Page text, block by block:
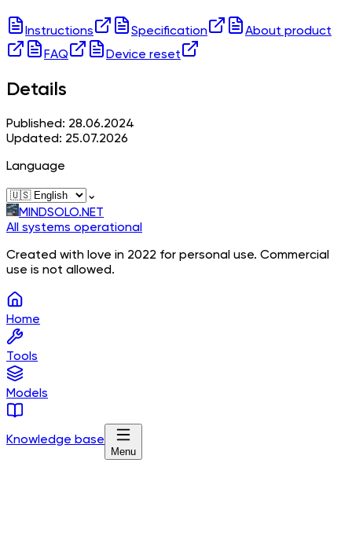
Instructions Specification
About product
FAQ
Device reset
Details
Published: 28.06.2024
Updated: 25.07.2026
Language
⌄
MINDSOLO.NET
All systems operational
Created with love in 2022 for personal use. Commercial
use is not allowed.
Home
Tools
Models
Knowledge base
Menu